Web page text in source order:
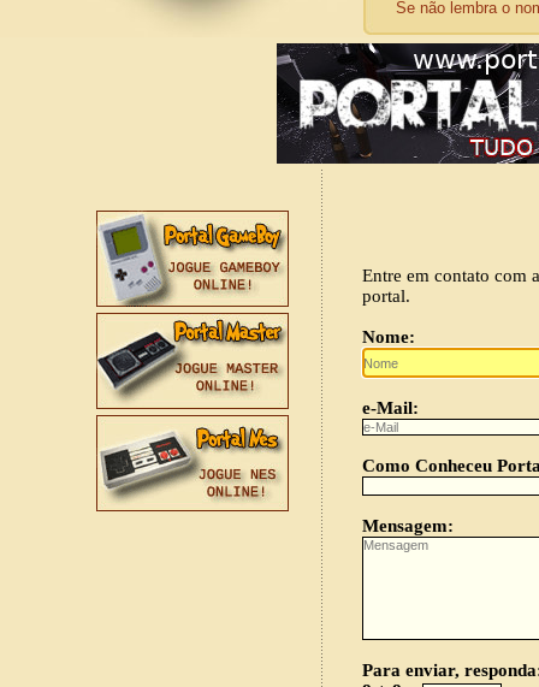
Se não lembra o
Entre em contato com
portal.
Nome:
e-Mail:
Como Conheceu
Mensagem:
Para enviar,